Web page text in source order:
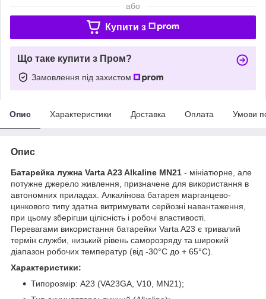
або
Купити з
Що таке купити з Пром?
Замовлення під захистом
Опис Характеристики Доставка Оплата Умови
Опис
Батарейка лужна Varta A23 Alkaline MN21 - мініатюрне, але
потужне джерело живлення, призначене для використання в
автономних приладах. Алкалінова батарея марганцево-
цинкового типу здатна витримувати серйозні навантаження,
при цьому зберігши цілісність і робочі властивості.
Перевагами використання батарейки Varta A23 є тривалий
термін служби, низький рівень саморозряду та широкий
діапазон робочих температур (від -30°С до + 65°С).
Характеристики:
Типорозмір: A23 (VA23GA, V10, MN21);